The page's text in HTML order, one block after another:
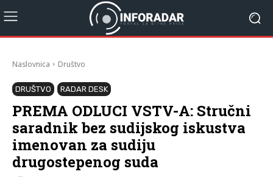
Naslovnica Društvo
DRUŠTVO RADAR DESK
PREMA ODLUCI VSTV-A: Stručni
saradnik bez sudijskog iskustva
imenovan za sudiju
drugostepenog suda